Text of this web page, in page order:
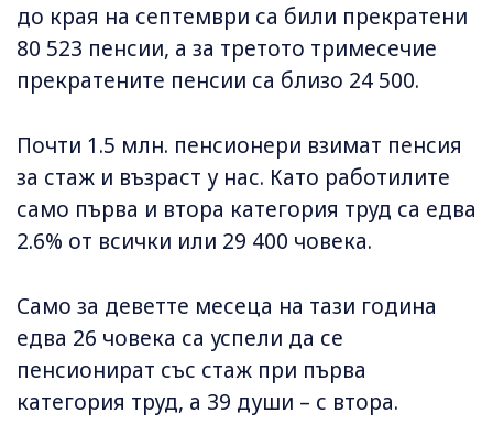
до края на септември са били прекратени
80 523 пенсии, а за третото тримесечие
прекратените пенсии са близо 24 500.
Почти 1.5 млн. пенсионери взимат пенсия
за стаж и възраст у нас. Като работилите
само първа и втора категория труд са едва
2.6% от всички или 29 400 човека.
Само за деветте месеца на тази година
едва 26 човека са успели да се
пенсионират със стаж при първа
категория труд, а 39 души – с втора.